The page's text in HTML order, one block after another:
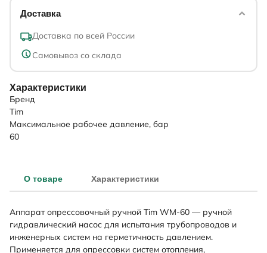
Доставка
Доставка по всей России
Самовывоз со склада
Характеристики
Бренд
Tim
Максимальное рабочее давление, бар
60
О товаре Характеристики
Аппарат опрессовочный ручной Tim WM-60 — ручной
гидравлический насос для испытания трубопроводов и
инженерных систем на герметичность давлением.
Применяется для опрессовки систем отопления,